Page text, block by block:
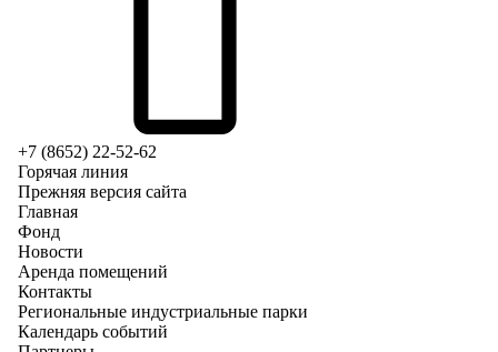
+7 (8652) 22-52-62
Горячая линия
Прежняя версия сайта
Главная
Фонд
Новости
Аренда помещений
Контакты
Региональные индустриальные парки
Календарь событий